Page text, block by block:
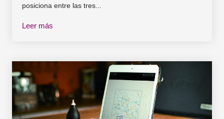
posiciona entre las tres...
Leer más